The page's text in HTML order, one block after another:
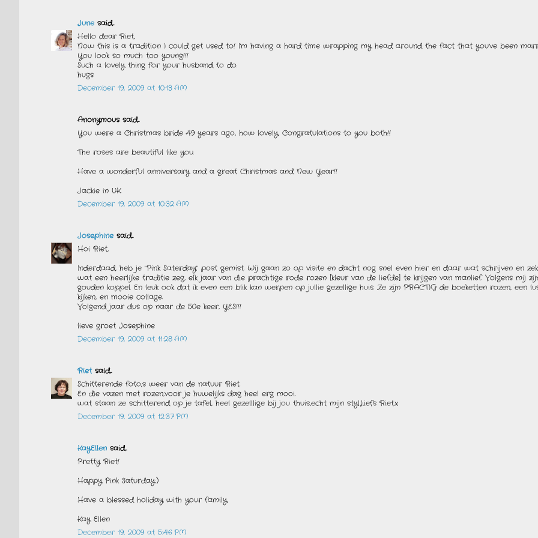
June said...
Hello dear Riet,
Now this is a tradition I could get used to! I'm having a hard time wrapping my head around the fact that you've been
You look so much too young!!!
Such a lovely thing for your husband to do.
hugs
December 19, 2009 at 10:13 AM
Anonymous said...
You were a Christmas bride 49 years ago, how lovely, Congratulations to you both!!
The roses are beautiful like you.
Have a wonderful anniversary and a great Christmas and New Year!!
Jackie in UK.
December 19, 2009 at 10:32 AM
Josephine said...
Hoi Riet,
Inderdaad, heb je "Pink Saterday" post gemist. Wij gaan zo op visite en dacht nog snel even hier en daar wat schrijven en
wat een heerlijke traditie zeg, elk jaar van die prachtige rode rozen [kleur van de liefde] te krijgen van manlief. Volgens mij
gouden koppel. En leuk ook dat ik even een blik kan werpen op jullie gezellige huis. Ze zijn PRACTIG de boeketten rozen, een
kijken, en mooie collage.
Volgend jaar dus op naar de 50e keer, YES!!!
lieve groet Josephine
December 19, 2009 at 11:28 AM
Rietsaid...
Schitterende foto,s weer van de natuur Riet.
En die vazen met rozen,voor je huwelijks dag heel erg mooi.
wat staan ze schitterend op je tafel, heel gezelllige bij jou thuis,echt mijn styl.Liefs Riet.x
December 19, 2009 at 12:37 PM
KayEllen said...
Pretty Riet!
Happy Pink Saturday:)
Have a blessed holiday with your family,
Kay Ellen
December 19, 2009 at 5:46 PM